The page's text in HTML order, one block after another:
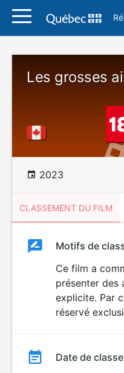
Les grosses
2023
CLASSEMENT DU FILM
ClassementClassement
Motifs de
Ce film a
présenter des
explicite. Par
réservé
Date de